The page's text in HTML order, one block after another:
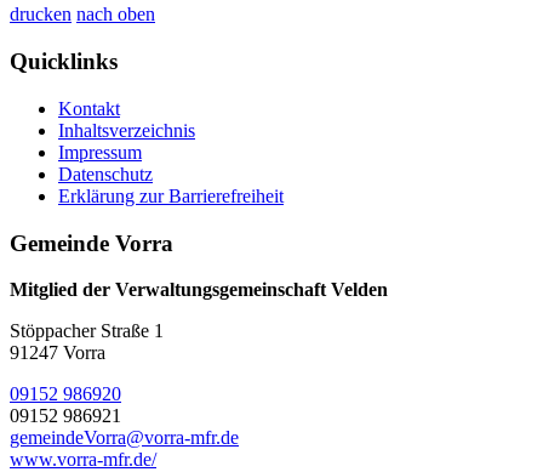
drucken nach oben
Quicklinks
Kontakt
Inhaltsverzeichnis
Impressum
Datenschutz
Erklärung zur Barrierefreiheit
Gemeinde Vorra
Mitglied der Verwaltungsgemeinschaft Velden
Stöppacher Straße 1
91247 Vorra
09152 986920
09152 986921
gemeindeVorra@vorra-mfr.de
www.vorra-mfr.de/